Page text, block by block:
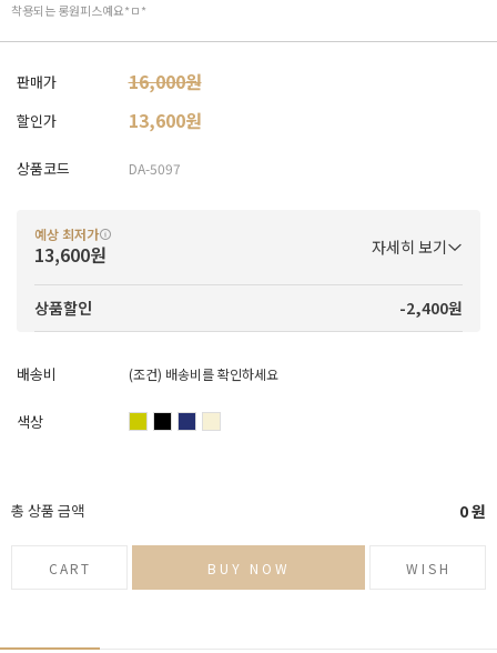
착용되는 롱원피스예요*ㅁ*
판매가 16,000원
할인가 13,600원
상품코드 DA-5097
예상 최저가
13,600원 자세히 보기
상품할인 -2,400원
배송비 (조건) 배송비를 확인하세요
색상
총 상품 금액 0원
CART BUY NOW WISH